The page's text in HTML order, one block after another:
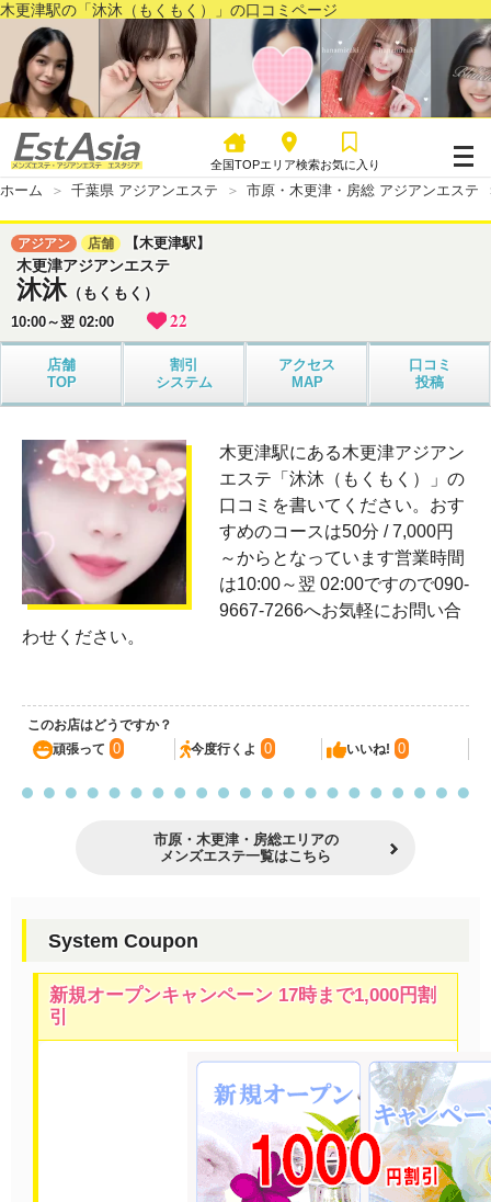
木更津駅の「沐沐（もくもく）」の口コミページ
全国TOPエリア検索お気に入り
ホーム 千葉県 アジアンエステ 市原・木更津・房総 アジアンエステ
アジアン 店舗 【木更津駅】
木更津アジアンエステ
沐沐（もくもく）
10:00～翌 02:00 22
店舗
TOP
割引
システム
アクセス
MAP
口コミ
投稿
木更津駅にある木更津アジアン
エステ「沐沐（もくもく）」の
口コミを書いてください。おす
すめのコースは50分 / 7,000円
～からとなっています営業時間
は10:00～翌 02:00ですので090-
9667-7266へお気軽にお問い合
わせください。
このお店はどうですか？
頑張って 0 今度行くよ 0 いいね! 0
市原・木更津・房総エリアの
メンズエステ一覧はこちら
System Coupon
新規オープンキャンペーン 17時まで1,000円割
引